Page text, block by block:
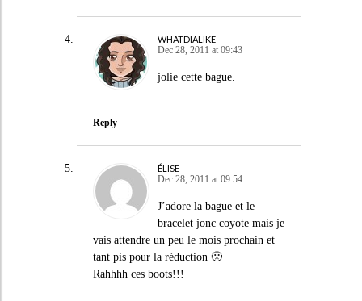
WHATDIALIKE
Dec 28, 2011 at 09:43
jolie cette bague.
Reply
ÉLISE
Dec 28, 2011 at 09:54
J’adore la bague et le
bracelet jonc coyote mais je
vais attendre un peu le mois prochain et
tant pis pour la réduction 🙁
Rahhhh ces boots!!!